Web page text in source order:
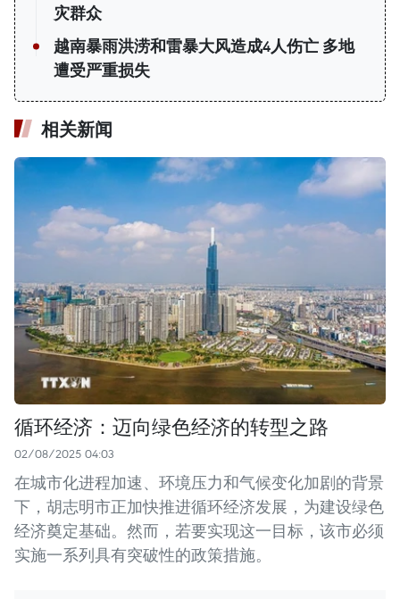
灾群众
越南暴雨洪涝和雷暴大风造成4人伤亡 多地
遭受严重损失
相关新闻
循环经济：迈向绿色经济的转型之路
02/08/2025 04:03
在城市化进程加速、环境压力和气候变化加剧的背景
下，胡志明市正加快推进循环经济发展，为建设绿色
经济奠定基础。然而，若要实现这一目标，该市必须
实施一系列具有突破性的政策措施。